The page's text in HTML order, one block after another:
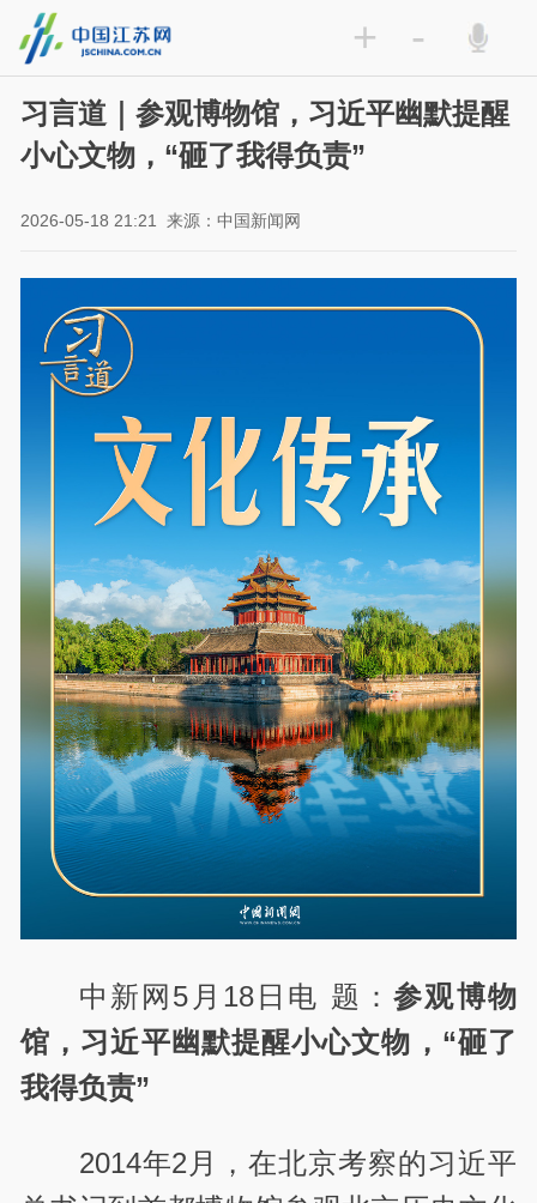
+ -
习言道｜参观博物馆，习近平幽默提醒
小心文物，“砸了我得负责”
2026-05-18 21:21 来源：中国新闻网
中新网5月18日电 题：参观博物
馆，习近平幽默提醒小心文物，“砸了
我得负责”
2014年2月，在北京考察的习近平